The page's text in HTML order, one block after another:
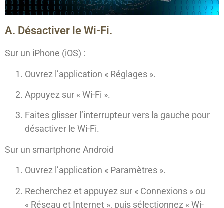
A. Désactiver le Wi-Fi.
Sur un iPhone (iOS) :
Ouvrez l’application « Réglages ».
Appuyez sur « Wi-Fi ».
Faites glisser l’interrupteur vers la gauche pour
désactiver le Wi-Fi.
Sur un smartphone Android
Ouvrez l’application « Paramètres ».
Recherchez et appuyez sur « Connexions » ou
« Réseau et Internet », puis sélectionnez « Wi-